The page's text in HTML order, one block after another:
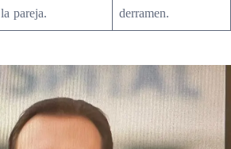
la pareja.
derramen.